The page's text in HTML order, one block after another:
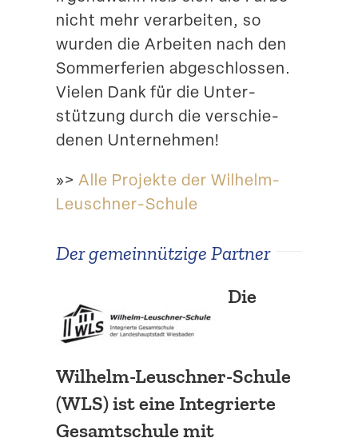
nicht mehr verar­beiten, so
wurden die Arbeiten nach den
Sommer­ferien abgeschlossen.
Vielen Dank für die Unter­
stützung durch die verschie­
denen Unternehmen!
»> Alle Projekte der Wilhelm-
Leuschner-Schule
Der gemein­nützige Partner
Die
Wilhelm-Leuschner-Schule
(WLS) ist eine Integrierte
Gesamt­schule mit